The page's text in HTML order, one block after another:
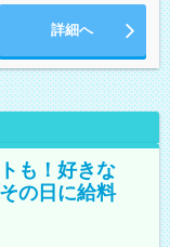
詳細へ
も！好きな
の日に給料